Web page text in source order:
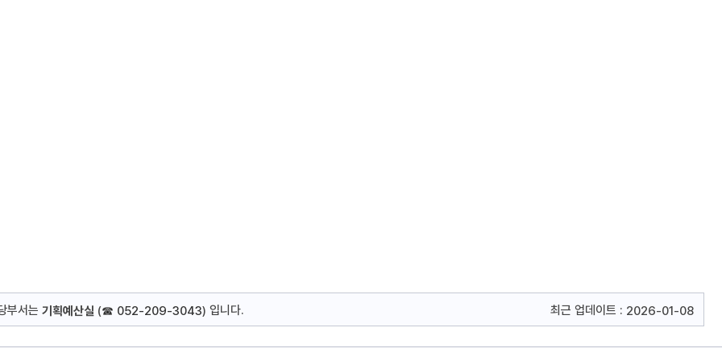
부서는 기획예산실 (☎ 052-209-3043) 입니다. 최근 업데이트 : 2026-01-08